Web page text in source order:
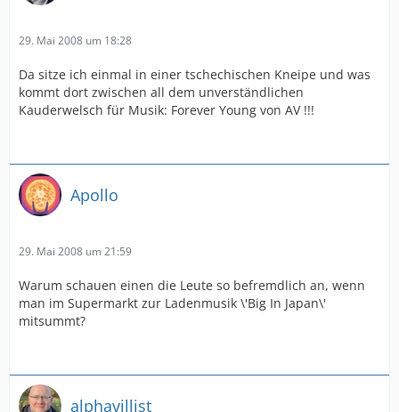
29. Mai 2008 um 18:28
Da sitze ich einmal in einer tschechischen Kneipe und was
kommt dort zwischen all dem unverständlichen
Kauderwelsch für Musik: Forever Young von AV !!!
Apollo
29. Mai 2008 um 21:59
Warum schauen einen die Leute so befremdlich an, wenn
man im Supermarkt zur Ladenmusik \'Big In Japan\'
mitsummt?
alphavillist